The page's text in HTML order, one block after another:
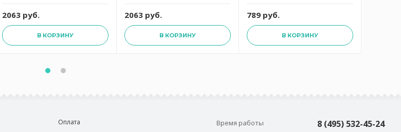
2063 руб.
В КОРЗИНУ
2063 руб.
В КОРЗИНУ
789 руб.
В КОРЗИНУ
Оплата Время работы
8 (495) 532-45-24